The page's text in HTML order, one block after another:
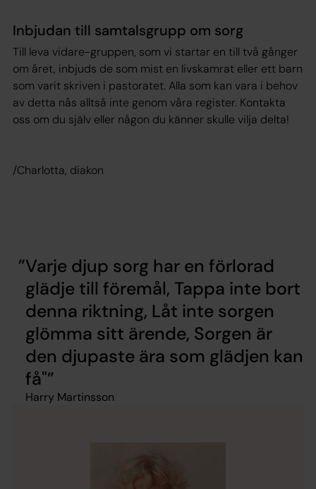
Inbjudan till samtalsgrupp om sorg
Till leva vidare-gruppen, som vi startar en till två gånger
om året, inbjuds de som mist en livskamrat eller ett barn
som varit skriven i pastoratet. Alla som kan vara i behov
av detta nås alltså inte genom våra register. Kontakta
oss om du själv eller någon du känner skulle vilja delta!
/Charlotta, diakon
Varje djup sorg har en förlorad
glädje till föremål, Tappa inte bort
denna riktning, Låt inte sorgen
glömma sitt ärende, Sorgen är
den djupaste ära som glädjen kan
få"
Harry Martinsson